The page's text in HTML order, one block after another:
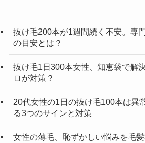
抜け毛200本が1週間続く不安。専
の目安とは？
抜け毛1日300本女性、知恵袋で解
ロが対策？
20代女性の1日の抜け毛100本は異
る3つのサインと対策
女性の薄毛、恥ずかしい悩みを毛